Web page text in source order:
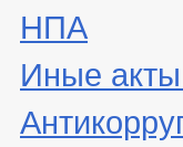
НПА
Иные